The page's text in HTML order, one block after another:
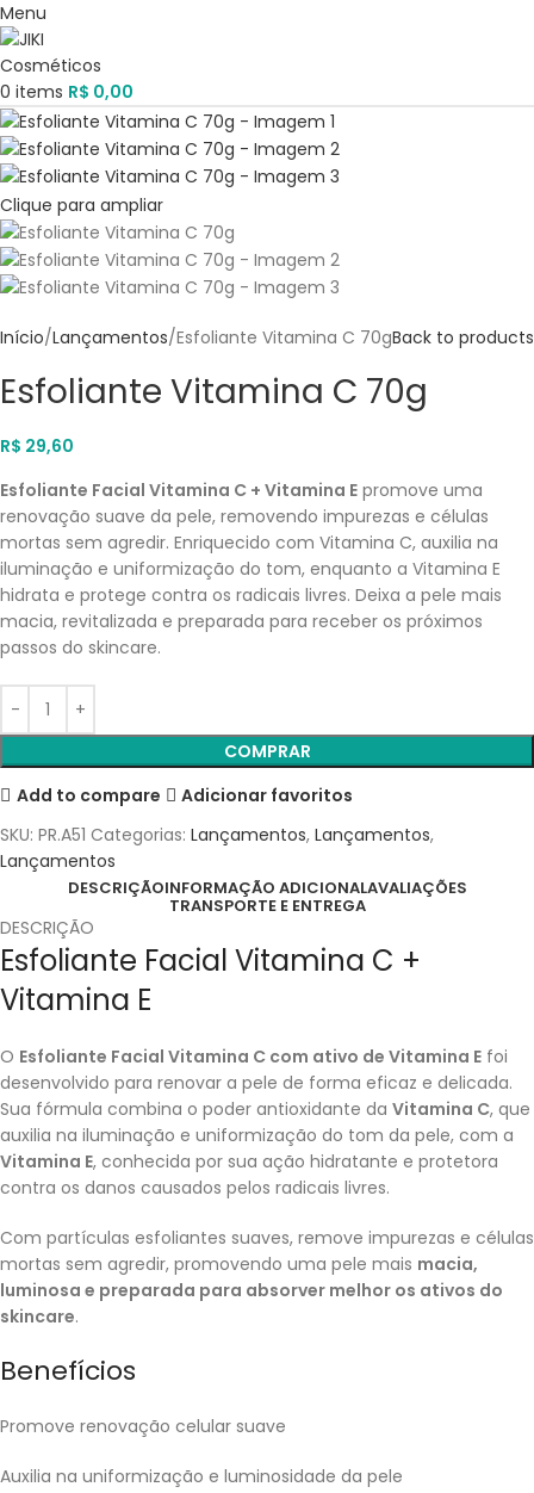
Menu
0 items R$ 0,00
Clique para ampliar
Início Lançamentos Esfoliante Vitamina C 70gBack to products
Esfoliante Vitamina C 70g
R$ 29,60
Esfoliante Facial Vitamina C + Vitamina E promove uma
renovação suave da pele, removendo impurezas e células
mortas sem agredir. Enriquecido com Vitamina C, auxilia na
iluminação e uniformização do tom, enquanto a Vitamina E
hidrata e protege contra os radicais livres. Deixa a pele mais
macia, revitalizada e preparada para receber os próximos
passos do skincare.
COMPRAR
Add to compare
Adicionar favoritos
SKU: PR.A51 Categorias: Lançamentos, Lançamentos,
Lançamentos
DESCRIÇÃOINFORMAÇÃO ADICIONALAVALIAÇÕES
TRANSPORTE E ENTREGA
DESCRIÇÃO
Esfoliante Facial Vitamina C +
Vitamina E
O Esfoliante Facial Vitamina C com ativo de Vitamina E foi
desenvolvido para renovar a pele de forma eficaz e delicada.
Sua fórmula combina o poder antioxidante da Vitamina C, que
auxilia na iluminação e uniformização do tom da pele, com a
Vitamina E, conhecida por sua ação hidratante e protetora
contra os danos causados pelos radicais livres.
Com partículas esfoliantes suaves, remove impurezas e células
mortas sem agredir, promovendo uma pele mais macia,
luminosa e preparada para absorver melhor os ativos do
skincare.
Benefícios
Promove renovação celular suave
Auxilia na uniformização e luminosidade da pele